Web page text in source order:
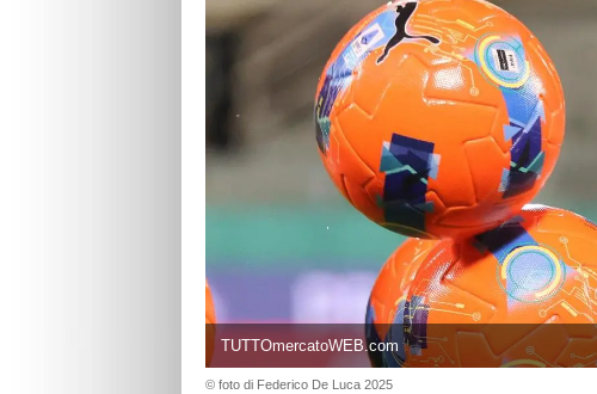
TUTTOmercatoWEB.com
© foto di Federico De Luca 2025